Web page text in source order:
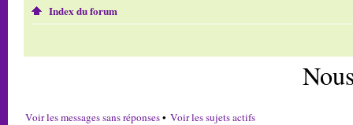
Index du forum
Voir les messages sans réponses• Voir les sujets actifs